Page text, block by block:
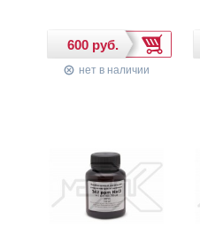
нет в наличии